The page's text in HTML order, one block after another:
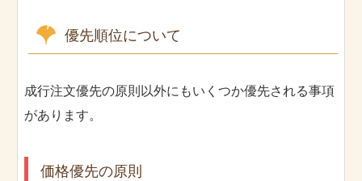
優先順位について
成行注文優先の原則以外にもいくつか優先される事項
があります。
価格優先の原則